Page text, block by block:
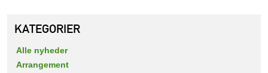
KATEGORIER
Alle nyheder
Arrangement